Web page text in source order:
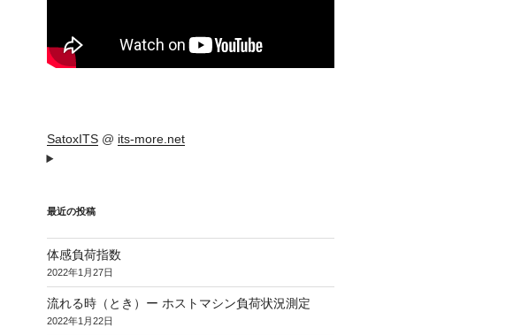
SatoxITS@ its-more.net
最近の投稿
体感負荷指数
2022年1月27日
流れる時（とき）ー ホストマシン負荷状況測定
2022年1月22日